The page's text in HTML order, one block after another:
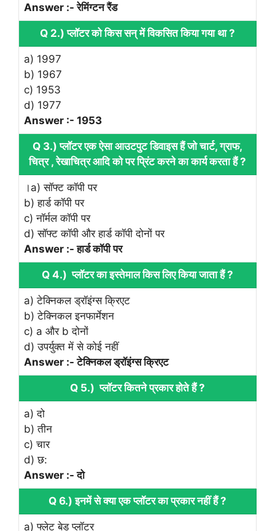
Answer :- रेमिंग्टन रैंड
Q 2.) प्लॉटर को किस सन् में विकसित किया गया था ?
a) 1997
b) 1967
c) 1953
d) 1977
Answer :- 1953
Q 3.) प्लॉटर एक ऐसा आउटपुट डिवाइस हैं जो चार्ट, ग्राफ,
चित्र , रेखाचित्र आदि को पर प्रिंट करने का कार्य करता हैं ?
।a) सॉफ्ट कॉपी पर
b) हार्ड कॉपी पर
c) नॉर्मल कॉपी पर
d) सॉफ्ट कॉपी और हार्ड कॉपी दोनों पर
Answer :- हार्ड कॉपी पर
Q 4.) प्लॉटर का इस्तेमाल किस लिए किया जाता हैं ?
a) टेक्निकल ड्रॉइंग्स क्रिएट
b) टेक्निकल इनफार्मेशन
c) a और b दोनों
d) उपर्युक्त में से कोई नहीं
Answer :- टेक्निकल ड्रॉइंग्स क्रिएट
Q 5.) प्लॉटर कितने प्रकार होते हैं ?
a) दो
b) तीन
c) चार
d) छ:
Answer :- दो
Q 6.) इनमें से क्या एक प्लॉटर का प्रकार नहीं हैं ?
a) फ्लेट बेड प्लॉटर